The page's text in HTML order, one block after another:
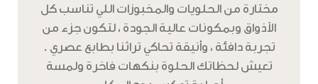
الأذواق وبمكونات عالية الجودة ، لتكون جزء من
تجربة دافئة ، وأنيقة تحاكي تراثنا بطابع عصري .
تعيش لحظاتك الحلوة بنكهات فاخرة ولمسة
أصلية تعكس روح المكان